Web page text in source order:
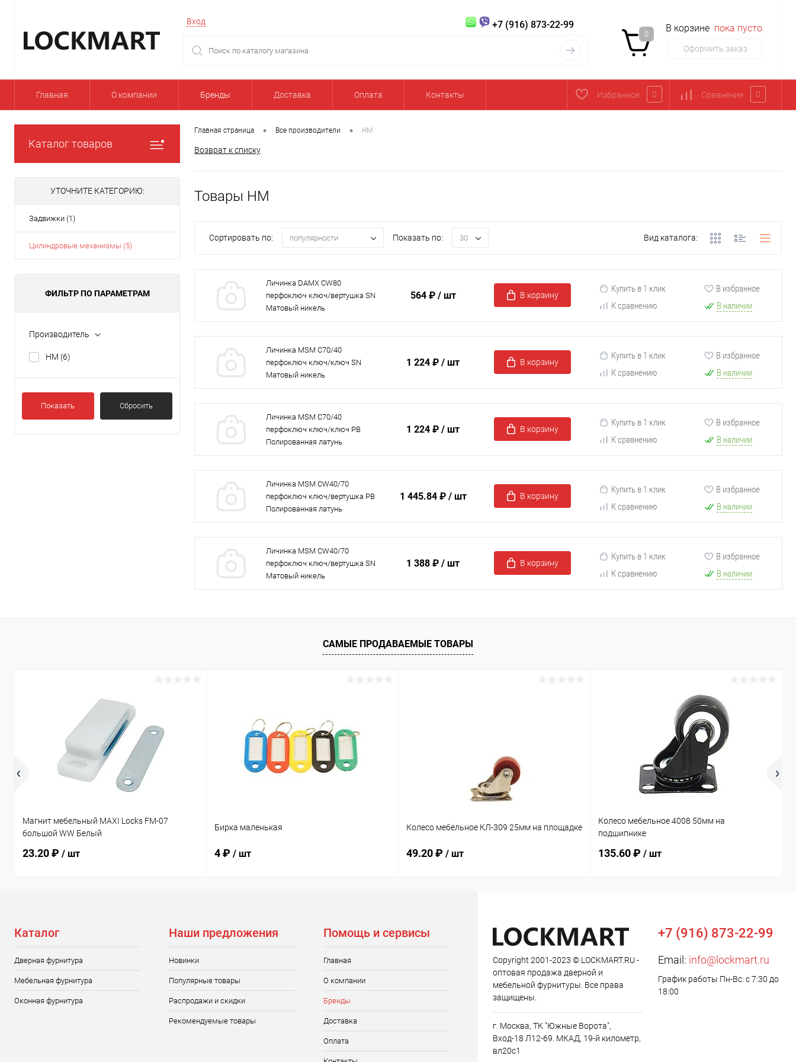
Вход +7 (916) 873-22-99
0
В корзине пока пусто
Оформить заказ
Главная О компании Бренды Доставка Оплата Контакты Избранное 0 Сравнение 0
Каталог товаров
УТОЧНИТЕ КАТЕГОРИЮ:
Задвижки (1)
Цилиндровые механизмы (5)
ФИЛЬТР ПО ПАРАМЕТРАМ
Производитель
HM (6)
Показать Сбросить
Главная страница • Все производители • HM
Возврат к списку
Товары HM
Сортировать по: популярности Показать по: 30 Вид каталога:
Личинка DAMX CW80
перфоключ ключ/вертушка SN
Матовый никель
564 ₽ / шт В корзину
Купить в 1 клик
К сравнению
В избранное
В наличии
Личинка MSM C70/40
перфоключ ключ/ключ SN
Матовый никель
1 224 ₽ / шт В корзину
Купить в 1 клик
К сравнению
В избранное
В наличии
Личинка MSM C70/40
перфоключ ключ/ключ PB
Полированная латунь
1 224 ₽ / шт В корзину
Купить в 1 клик
К сравнению
В избранное
В наличии
Личинка MSM CW40/70
перфоключ ключ/вертушка PB
Полированная латунь
1 445.84 ₽ / шт В корзину
Купить в 1 клик
К сравнению
В избранное
В наличии
Личинка MSM CW40/70
перфоключ ключ/вертушка SN
Матовый никель
1 388 ₽ / шт В корзину
Купить в 1 клик
К сравнению
В избранное
В наличии
САМЫЕ ПРОДАВАЕМЫЕ ТОВАРЫ
Магнит мебельный MAXI Locks FM-07
большой WW Белый
23.20 ₽ / шт
Бирка маленькая
4 ₽ / шт
Колесо мебельное КЛ-309 25мм на площадке
49.20 ₽ / шт
Колесо мебельное 4008 50мм на
подшипнике
135.60 ₽ / шт
Каталог
Дверная фурнитура
Мебельная фурнитура
Оконная фурнитура
Наши предложения
Новинки
Популярные товары
Распродажи и скидки
Рекомендуемые товары
Помощь и сервисы
Главная
О компании
Бренды
Доставка
Оплата
Copyright 2001-2023 © LOCKMART.RU -
оптовая продажа дверной и
мебельной фурнитуры. Все права
защищены.
г. Москва, ТК "Южные Ворота",
Вход-18 Л12-69. МКАД, 19-й километр,
вл20с1
+7 (916) 873-22-99
Email: info@lockmart.ru
График работы Пн-Вс: с 7:30 до
18:00